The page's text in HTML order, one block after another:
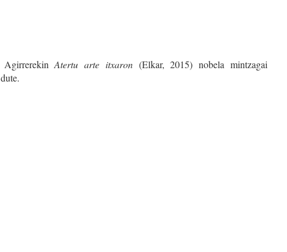
AgirrerekinAtertu arte itxaron (Elkar, 2015) nobela mintzagai